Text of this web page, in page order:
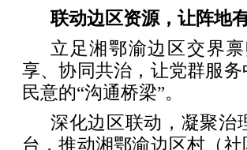
联动边区资源，让阵地
立足湘鄂渝边区交界
享、协同共治，让党群服
民意的“沟通桥梁”。
深化边区联动，凝聚治
台，推动湘鄂渝边区村（